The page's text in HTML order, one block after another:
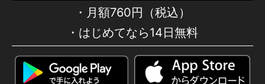
劇「ハイキュー!!」…
ハイパープロジェクション演
劇「ハイキュー!!」…
月額760円（税込）
はじめてなら14日無料